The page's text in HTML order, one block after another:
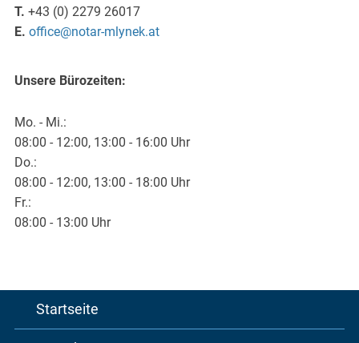
T. +43 (0) 2279 26017
E. office@notar-mlynek.at
Unsere Bürozeiten:
Mo. - Mi.:
08:00 - 12:00, 13:00 - 16:00 Uhr
Do.:
08:00 - 12:00, 13:00 - 18:00 Uhr
Fr.:
08:00 - 13:00 Uhr
Startseite